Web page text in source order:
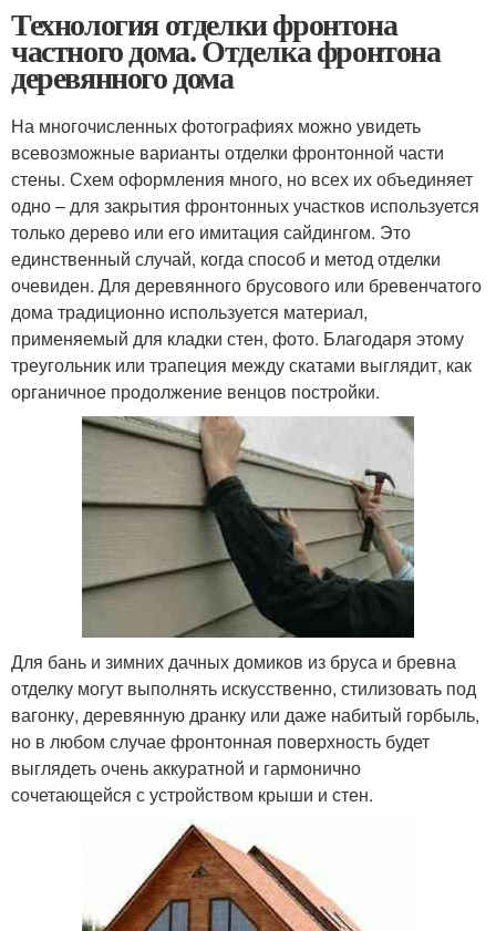
Технология отделки фронтона
частного дома. Отделка фронтона
деревянного дома
На многочисленных фотографиях можно увидеть
всевозможные варианты отделки фронтонной части
стены. Схем оформления много, но всех их объединяет
одно – для закрытия фронтонных участков используется
только дерево или его имитация сайдингом. Это
единственный случай, когда способ и метод отделки
очевиден. Для деревянного брусового или бревенчатого
дома традиционно используется материал,
применяемый для кладки стен, фото. Благодаря этому
треугольник или трапеция между скатами выглядит, как
органичное продолжение венцов постройки.
Для бань и зимних дачных домиков из бруса и бревна
отделку могут выполнять искусственно, стилизовать под
вагонку, деревянную дранку или даже набитый горбыль,
но в любом случае фронтонная поверхность будет
выглядеть очень аккуратной и гармонично
сочетающейся с устройством крыши и стен.